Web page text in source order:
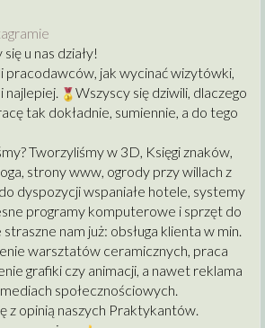
u nas działy!
pracodawców, jak wycinać wizytówki,
najlepiej.
Wszyscy się dziwili, dlaczego
tak dokładnie, sumiennie, a do tego
Tworzyliśmy w 3D, Księgi znaków,
strony www, ogrody przy willach z
dyspozycji wspaniałe hotele, systemy
programy komputerowe i sprzęt do
nam już: obsługa klienta w min.
warsztatów ceramicznych, praca
grafiki czy animacji, a nawet reklama
społecznościowych.
z opinią naszych Praktykantów.